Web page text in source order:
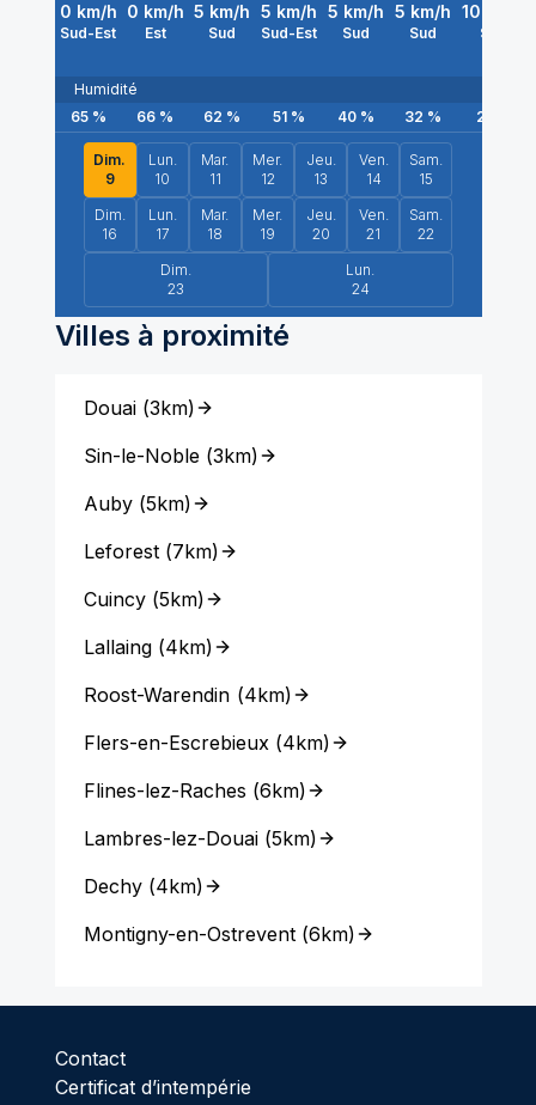
0 km/h
Sud-Est
0 km/h
Est
5 km/h
Sud
5 km/h
Sud-Est
5 km/h
Sud
5 km/h
Sud
10
Sud
Humidité
65% 66 % 62 % 51 % 40 % 32 % 25
Dim.
9
Lun.
10
Mar.
11
Mer.
12
Jeu.
13
Ven.
14
Sam.
15
Dim.
16
Lun.
17
Mar.
18
Mer.
19
Jeu.
20
Ven.
21
Sam.
22
Dim.
23
Lun.
24
Villes à proximité
Douai(3km)
Sin-le-Noble(3km)
Auby(5km)
Leforest(7km)
Cuincy(5km)
Lallaing(4km)
Roost-Warendin (4km)
Flers-en-Escrebieux(4km)
Flines-lez-Raches (6km)
Lambres-lez-Douai(5km)
Dechy(4km)
Montigny-en-Ostrevent(6km)
Contact
Certificat d’intempérie